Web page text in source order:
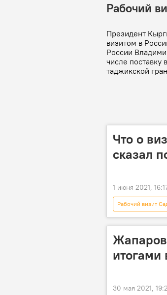
Рабочий
Президент
визитом в
России
числе
таджикской
Что о
сказал
1 июня 2021,
Рабочий визит
Политика
итогами
30 мая 2021,